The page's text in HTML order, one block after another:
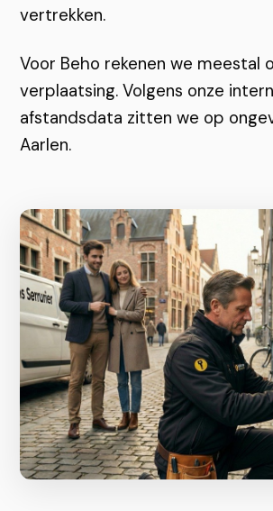
vertrekken.
Voor Beho rekenen we meestal
verplaatsing. Volgens onze
afstandsdata zitten we op
Aarlen.